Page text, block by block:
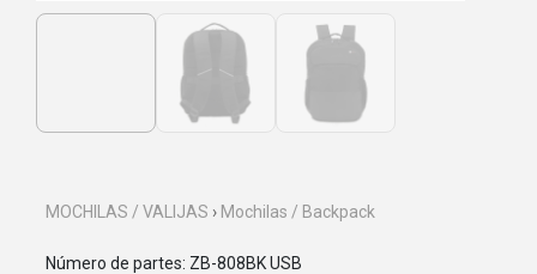
MOCHILAS / VALIJAS › Mochilas / Backpack
Número de partes: ZB-808BK USB